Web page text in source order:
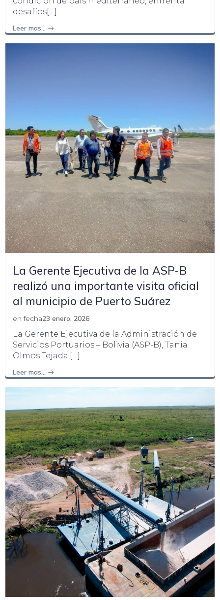
desafíos[…]
Leer mas…
La Gerente Ejecutiva de la ASP-B
realizó una importante visita oficial
al municipio de Puerto Suárez
en fecha23 enero, 2026
La Gerente Ejecutiva de la Administración de
Servicios Portuarios – Bolivia (ASP-B), Tania
Olmos Tejada,[…]
Leer mas…